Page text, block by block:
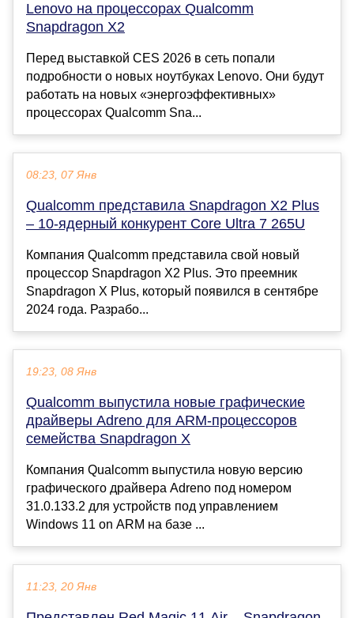
Lenovo на процессорах Qualcomm
Snapdragon X2
Перед выставкой CES 2026 в сеть попали
подробности о новых ноутбуках Lenovo. Они будут
работать на новых «энергоэффективных»
процессорах Qualcomm Sna...
08:23, 07 Янв
Qualcomm представила Snapdragon X2 Plus
– 10-ядерный конкурент Core Ultra 7 265U
Компания Qualcomm представила свой новый
процессор Snapdragon X2 Plus. Это преемник
Snapdragon X Plus, который появился в сентябре
2024 года. Разрабо...
19:23, 08 Янв
Qualcomm выпустила новые графические
драйверы Adreno для ARM-процессоров
семейства Snapdragon X
Компания Qualcomm выпустила новую версию
графического драйвера Adreno под номером
31.0.133.2 для устройств под управлением
Windows 11 on ARM на базе ...
11:23, 20 Янв